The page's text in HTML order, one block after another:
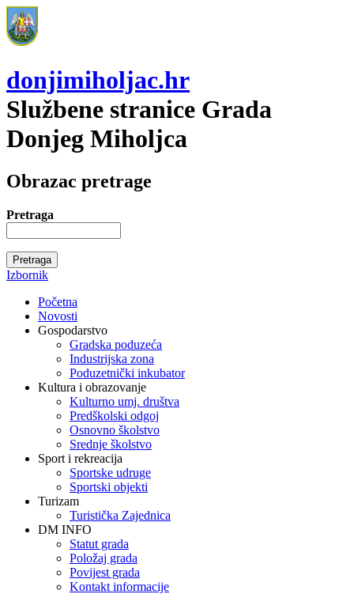
donjimiholjac.hr
Službene stranice Grada
Donjeg Miholjca
Obrazac pretrage
Pretraga
Izbornik
Početna
Novosti
Gospodarstvo
Gradska poduzeća
Industrijska zona
Poduzetnički inkubator
Kultura i obrazovanje
Kulturno umj. društva
Predškolski odgoj
Osnovno školstvo
Srednje školstvo
Sport i rekreacija
Sportske udruge
Sportski objekti
Turizam
Turistička Zajednica
DM INFO
Statut grada
Položaj grada
Povijest grada
Kontakt informacije